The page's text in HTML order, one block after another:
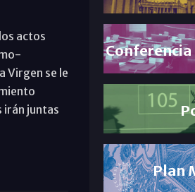
actos
Virgen se le
irán juntas
Conferencia
Plan